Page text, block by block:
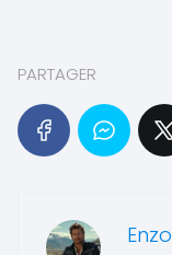
PARTAGER
Enzo